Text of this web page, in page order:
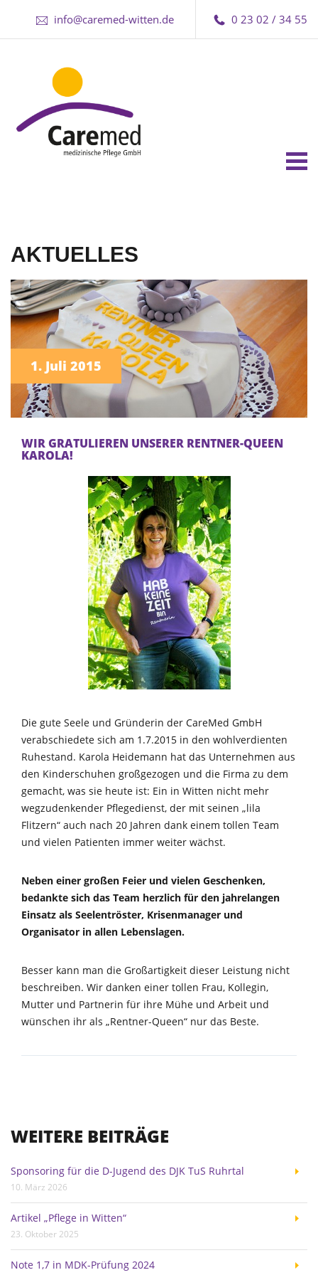
0 23 02 / 34 55
info@caremed-witten.de
AKTUELLES
1. Juli 2015
WIR GRATULIEREN UNSERER RENTNER-QUEEN
KAROLA!
Die gute Seele und Gründerin der CareMed GmbH
verabschiedete sich am 1.7.2015 in den wohlverdienten
Ruhestand. Karola Heidemann hat das Unternehmen aus
den Kinderschuhen großgezogen und die Firma zu dem
gemacht, was sie heute ist: Ein in Witten nicht mehr
wegzudenkender Pflegedienst, der mit seinen „lila
Flitzern“ auch nach 20 Jahren dank einem tollen Team
und vielen Patienten immer weiter wächst.
Neben einer großen Feier und vielen Geschenken,
bedankte sich das Team herzlich für den jahrelangen
Einsatz als Seelentröster, Krisenmanager und
Organisator in allen Lebenslagen.
Besser kann man die Großartigkeit dieser Leistung nicht
beschreiben. Wir danken einer tollen Frau, Kollegin,
Mutter und Partnerin für ihre Mühe und Arbeit und
wünschen ihr als „Rentner-Queen“ nur das Beste.
WEITERE BEITRÄGE
Sponsoring für die D-Jugend des DJK TuS Ruhrtal
10. März 2026
Artikel „Pflege in Witten“
23. Oktober 2025
Note 1,7 in MDK-Prüfung 2024